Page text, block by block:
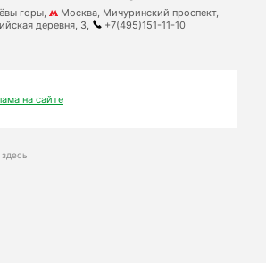
горы,
Москва, Мичуринский проспект,
деревня, 3,
+7(495)151-11-10
на сайте